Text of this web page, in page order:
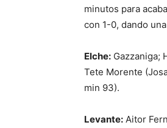
minutos para
con 1-0, dando
Elche: Gazzaniga;
Tete Morente
min 93).
Levante: Aitor